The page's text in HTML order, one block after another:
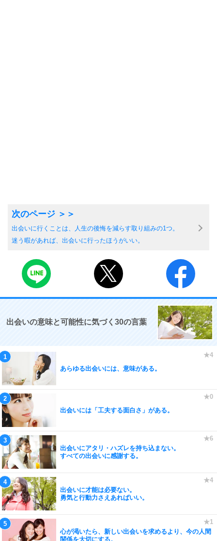
出会いに行くことは、人生の後悔を減らす取り組みの1つ。
迷う暇があれば、出会いに行ったほうがいい。
出会いの意味と可能性に気づく30の言葉
あらゆる出会いには、意味がある。
出会いには「工夫する面白さ」がある。
出会いにアタリ・ハズレを持ち込まない。
すべての出会いに感謝する。
出会いに才能は必要ない。
勇気と行動力さえあればいい。
心が渇いたら、新しい出会いを求めるより、今の人間
関係を大切にする。